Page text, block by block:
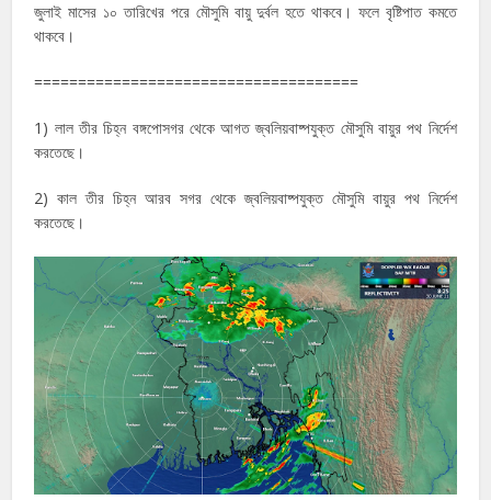
জুলাই মাসের ১০ তারিখের পরে মৌসুমি বায়ু দুর্বল হতে থাকবে। ফলে বৃষ্টিপাত কমতে
থাকবে।
=====================================
1) লাল তীর চিহ্ন বঙ্গপোসগর থেকে আগত জ্বলিয়বাষ্পযুক্ত মৌসুমি বায়ুর পথ নির্দেশ
করতেছে।
2) কাল তীর চিহ্ন আরব সগর থেকে জ্বলিয়বাষ্পযুক্ত মৌসুমি বায়ুর পথ নির্দেশ
করতেছে।